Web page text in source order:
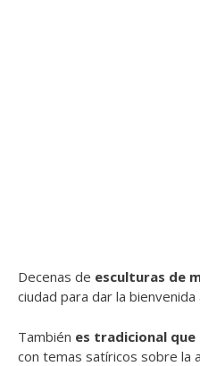
Decenas de esculturas de
ciudad para dar la bienvenida
También es tradicional que
con temas satíricos sobre la